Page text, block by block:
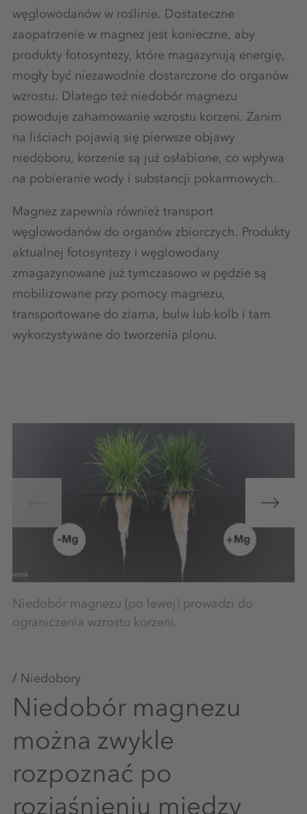
węglowodanów w roślinie. Dostateczne
zaopatrzenie w magnez jest konieczne, aby
produkty fotosyntezy, które magazynują energię,
mogły być niezawodnie dostarczone do organów
wzrostu. Dlatego też niedobór magnezu
powoduje zahamowanie wzrostu korzeni. Zanim
na liściach pojawią się pierwsze objawy
niedoboru, korzenie są już osłabione, co wpływa
na pobieranie wody i substancji pokarmowych.
Magnez zapewnia również transport
węglowodanów do organów zbiorczych. Produkty
aktualnej fotosyntezy i węglowodany
zmagazynowane już tymczasowo w pędzie są
mobilizowane przy pomocy magnezu,
transportowane do ziarna, bulw lub kolb i tam
wykorzystywane do tworzenia plonu.
Niedobór magnezu (po lewej) prowadzi do
ograniczenia wzrostu korzeni.
Niedobory
Niedobór magnezu
można zwykle
rozpoznać po
rozjaśnieniu między